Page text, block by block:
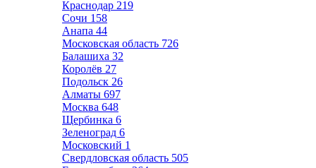
Краснодар 219
Сочи 158
Анапа 44
Московская область 726
Балашиха 32
Королёв 27
Подольск 26
Алматы 697
Москва 648
Щербинка 6
Зеленоград 6
Московский 1
Свердловская область 505